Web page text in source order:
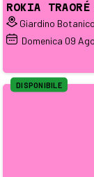
ROKIA TRAORÉ
Giardino
Domenica 09
DISPONIBILE